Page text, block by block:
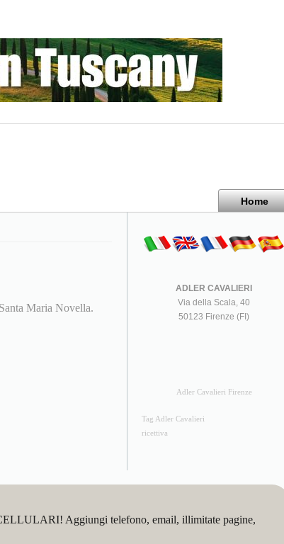
Home
Maria Novella.
ADLER CAVALIERI
Via della Scala, 40
50123 Firenze (FI)
Adler Cavalieri Firenze
Tag Adler Cavalieri
ricettiva
Aggiungi telefono, email, illimitate pagine,